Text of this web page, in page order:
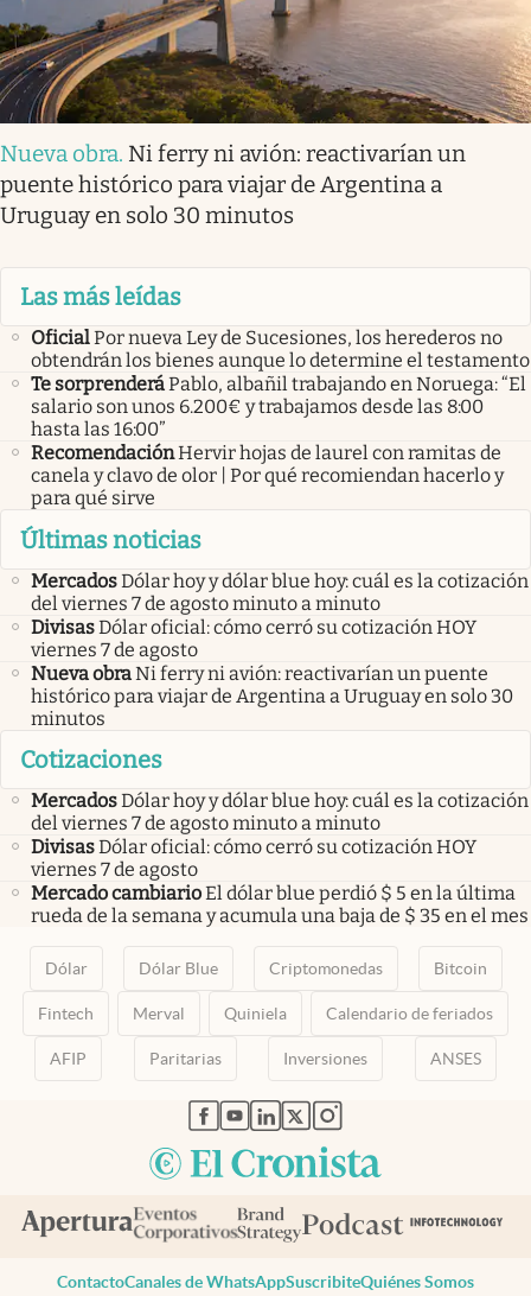
Nueva obra. Ni ferry ni avión: reactivarían un
puente histórico para viajar de Argentina a
Uruguay en solo 30 minutos
Las más leídas
OficialPor nueva Ley de Sucesiones, los herederos no
obtendrán los bienes aunque lo determine el testamento
Te sorprenderáPablo, albañil trabajando en Noruega: “El
salario son unos 6.200€ y trabajamos desde las 8:00
hasta las 16:00”
RecomendaciónHervir hojas de laurel con ramitas de
canela y clavo de olor | Por qué recomiendan hacerlo y
para qué sirve
Últimas noticias
MercadosDólar hoy y dólar blue hoy: cuál es la cotización
del viernes 7 de agosto minuto a minuto
DivisasDólar oficial: cómo cerró su cotización HOY
viernes 7 de agosto
Nueva obraNi ferry ni avión: reactivarían un puente
histórico para viajar de Argentina a Uruguay en solo 30
minutos
Cotizaciones
MercadosDólar hoy y dólar blue hoy: cuál es la cotización
del viernes 7 de agosto minuto a minuto
DivisasDólar oficial: cómo cerró su cotización HOY
viernes 7 de agosto
Mercado cambiarioEl dólar blue perdió $ 5 en la última
rueda de la semana y acumula una baja de $ 35 en el mes
Dólar Dólar Blue Criptomonedas Bitcoin
Fintech Merval Quiniela Calendario de feriados
AFIP Paritarias Inversiones ANSES
abre en nueva pestaña
abre en nueva pestaña
abre en nueva pestaña
abre en nueva pestaña
abre en nueva pestaña
ContactoCanales de WhatsAppSuscribiteQuiénes Somos